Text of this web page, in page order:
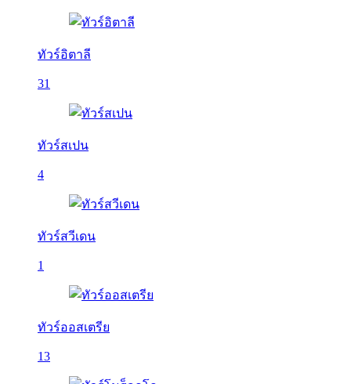
ทัวร์อิตาลี
31
ทัวร์สเปน
4
ทัวร์สวีเดน
1
ทัวร์ออสเตรีย
13